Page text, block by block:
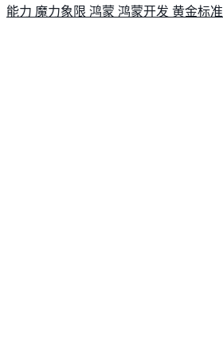
能力 魔力象限 鸿蒙 鸿蒙开发 黄金标准